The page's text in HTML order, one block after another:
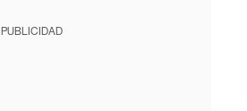
PUBLICIDAD